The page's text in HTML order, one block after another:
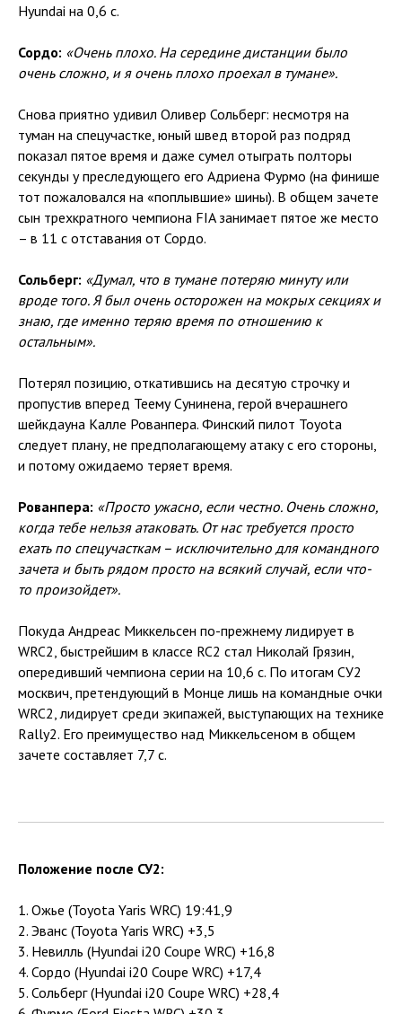
Hyundai на 0,6 с.
Сордо: «Очень плохо. На середине дистанции было
очень сложно, и я очень плохо проехал в тумане».
Снова приятно удивил Оливер Сольберг: несмотря на
туман на спецучастке, юный швед второй раз подряд
показал пятое время и даже сумел отыграть полторы
секунды у преследующего его Адриена Фурмо (на финише
тот пожаловался на «поплывшие» шины). В общем зачете
сын трехкратного чемпиона FIA занимает пятое же место
– в 11 с отставания от Сордо.
Сольберг: «Думал, что в тумане потеряю минуту или
вроде того. Я был очень осторожен на мокрых секциях и
знаю, где именно теряю время по отношению к
остальным».
Потерял позицию, откатившись на десятую строчку и
пропустив вперед Теему Сунинена, герой вчерашнего
шейкдауна Калле Рованпера. Финский пилот Toyota
следует плану, не предполагающему атаку с его стороны,
и потому ожидаемо теряет время.
Рованпера: «Просто ужасно, если честно. Очень сложно,
когда тебе нельзя атаковать. От нас требуется просто
ехать по спецучасткам – исключительно для командного
зачета и быть рядом просто на всякий случай, если что-
то произойдет».
Покуда Андреас Миккельсен по-прежнему лидирует в
WRC2, быстрейшим в классе RC2 стал Николай Грязин,
опередивший чемпиона серии на 10,6 с. По итогам СУ2
москвич, претендующий в Монце лишь на командные очки
WRC2, лидирует среди экипажей, выступающих на технике
Rally2. Его преимущество над Миккельсеном в общем
зачете составляет 7,7 с.
Положение после СУ2:
1. Ожье (Toyota Yaris WRC) 19:41,9
2. Эванс (Toyota Yaris WRC) +3,5
3. Невилль (Hyundai i20 Coupe WRC) +16,8
4. Сордо (Hyundai i20 Coupe WRC) +17,4
5. Сольберг (Hyundai i20 Coupe WRC) +28,4